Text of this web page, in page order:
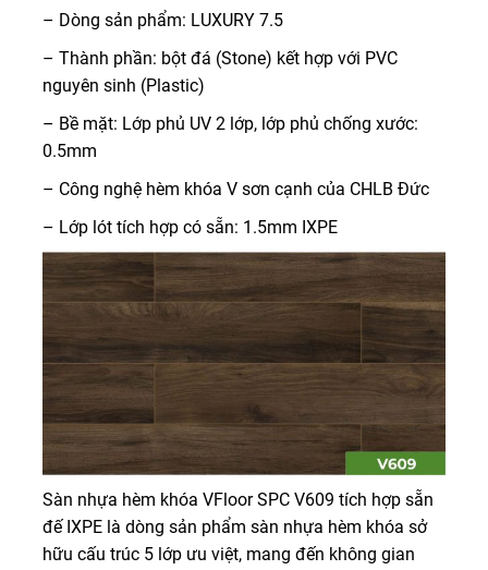
– Dòng sản phẩm: LUXURY 7.5
– Thành phần: bột đá (Stone) kết hợp với PVC
nguyên sinh (Plastic)
– Bề mặt: Lớp phủ UV 2 lớp, lớp phủ chống xước:
0.5mm
– Công nghệ hèm khóa V sơn cạnh của CHLB Đức
– Lớp lót tích hợp có sẵn: 1.5mm IXPE
Sàn nhựa hèm khóa VFloor SPC V609 tích hợp sẵn
đế IXPE là dòng sản phẩm sàn nhựa hèm khóa sở
hữu cấu trúc 5 lớp ưu việt, mang đến không gian